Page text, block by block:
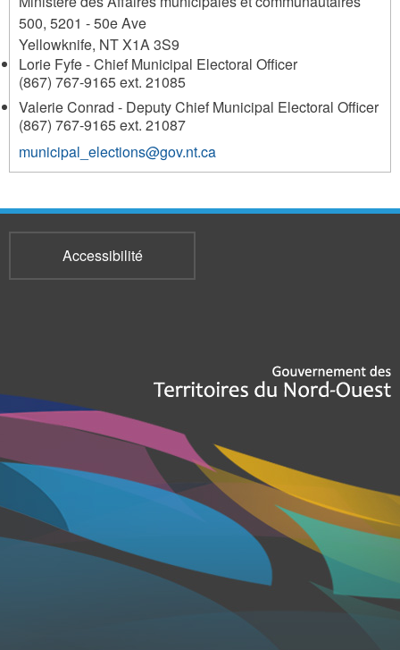
500, 5201 - 50e Ave
Yellowknife, NTX1A 3S9
Lorie Fyfe - Chief Municipal Electoral Officer
(867) 767-9165 ext. 21085
Valerie Conrad - Deputy Chief Municipal Electoral Officer
(867) 767-9165 ext. 21087
municipal_elections@gov.nt.ca
Accessibilité